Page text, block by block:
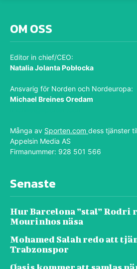
OM OSS
Editor in chief/CEO:
Natalia Jolanta Pobłocka
Ansvarig för Norden och Nordeuropa:
Michael Breines Oredam
Många av Sporten.com dess tjänster
Appelsin Media AS
Firmanummer: 928 501 566
Senaste
Hur Barcelona ”stal”
Mourinhos näsa
Mohamed Salah redo att
Trabzonspor